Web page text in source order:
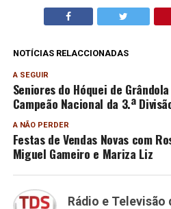
NOTÍCIAS RELACCIONADAS
A SEGUIR
Seniores do Hóquei de
Campeão Nacional da 3.ª
A NÃO PERDER
Festas de Vendas Novas com
Miguel Gameiro e Mariza Liz
Rádio e Televisão